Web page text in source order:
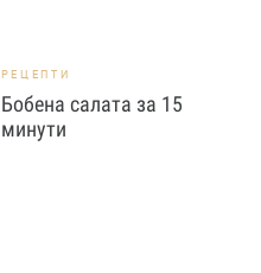
РЕЦЕПТИ
Бобена салата за 15
минути